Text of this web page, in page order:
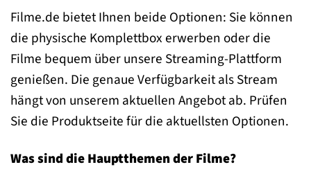
Filme.de bietet Ihnen beide Optionen: Sie können
die physische Komplettbox erwerben oder die
Filme bequem über unsere Streaming-Plattform
genießen. Die genaue Verfügbarkeit als Stream
hängt von unserem aktuellen Angebot ab. Prüfen
Sie die Produktseite für die aktuellsten Optionen.
Was sind die Hauptthemen der Filme?